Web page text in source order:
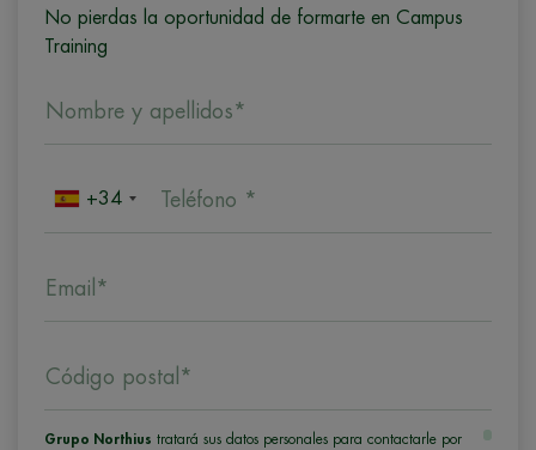
No pierdas la oportunidad de formarte en Campus
Training
Nombre y apellidos*
+34 Teléfono *
Email*
Código postal*
Grupo Northius tratará sus datos personales para contactarle por